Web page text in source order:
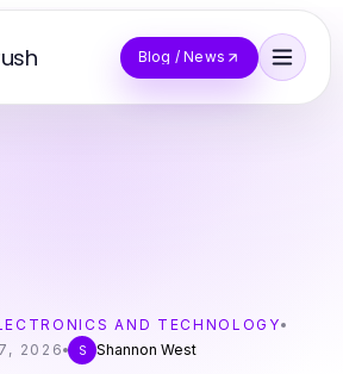
Blog / News
AND TECHNOLOGY
2026
S Shannon West